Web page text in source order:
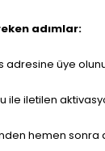
adımlar:
adresine üye
ile iletilen
hemen sonra